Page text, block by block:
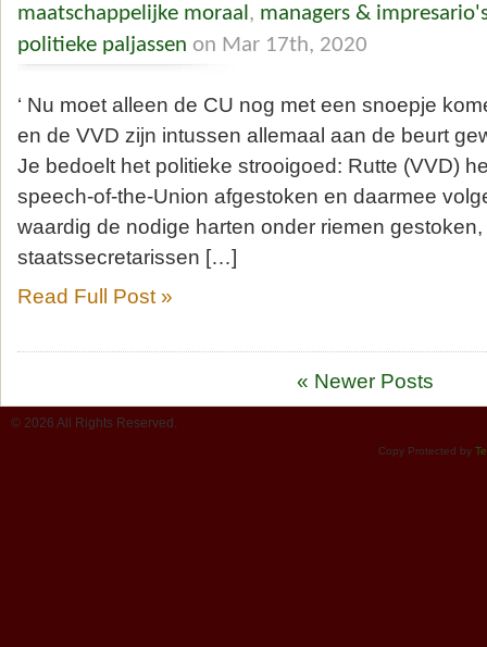
maatschappelijke moraal , managers &
politieke paljassen on Mar 17th, 2020
‘ Nu moet alleen de CU nog met een snoepje
en de VVD zijn intussen allemaal aan de beurt
Je bedoelt het politieke strooigoed: Rutte (VVD)
speech-of-the-Union afgestoken en daarmee
waardig de nodige harten onder riemen
staatssecretarissen […]
Read Full Post »
« Newer Posts
© 2026 All Rights Reserved.
Copy Protected by